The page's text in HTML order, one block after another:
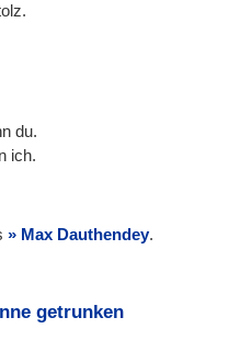
du.
ich.
Max Dauthendey.
getrunken